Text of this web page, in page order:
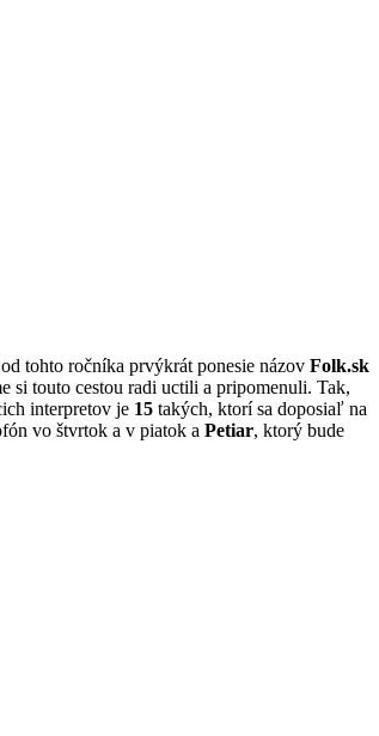
tohto ročníka prvýkrát ponesie názov Folk.sk
si touto cestou radi uctili a pripomenuli. Tak,
interpretov je 15 takých, ktorí sa doposiaľ na
vo štvrtok a v piatok a Petiar, ktorý bude